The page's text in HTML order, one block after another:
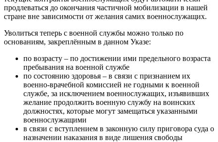
продлеваться до окончания частичной мобилизации в нашей
стране вне зависимости от желания самих военнослужащих.
Уволиться теперь с военной службы можно только по
основаниям, закреплённым в данном Указе:
по возрасту – по достижении ими предельного возраста
пребывания на военной службе
по состоянию здоровья – в связи с признанием их
военно-врачебной комиссией не годными к военной
службе, за исключением военнослужащих, изъявивших
желание продолжить военную службу на воинских
должностях, которые могут замещаться указанными
военнослужащими
в связи с вступлением в законную силу приговора суда о
назначении наказания в виде лишения свободы